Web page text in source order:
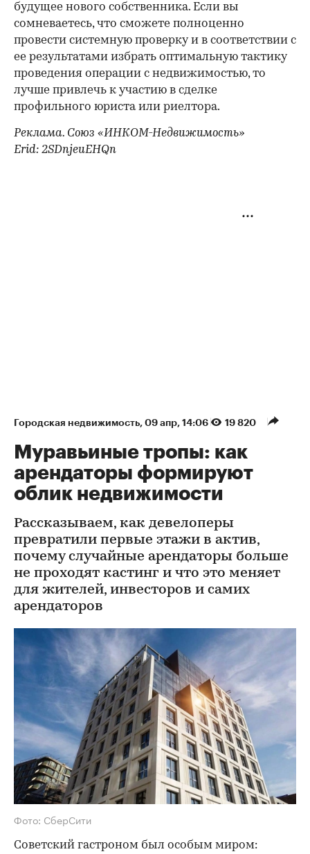
будущее нового собственника. Если вы
сомневаетесь, что сможете полноценно
провести системную проверку и в соответствии с
ее результатами избрать оптимальную тактику
проведения операции с недвижимостью, то
лучше привлечь к участию в сделке
профильного юриста или риелтора.
Реклама. Союз «ИНКОМ-Недвижимость»
Erid: 2SDnjeuEHQn
Городская недвижимость 09 апр, 14:06 19 820
Муравьиные тропы: как
арендаторы формируют
облик недвижимости
Рассказываем, как девелоперы
превратили первые этажи в актив,
почему случайные арендаторы больше
не проходят кастинг и что это меняет
для жителей, инвесторов и самих
арендаторов
Фото: СберСити
Советский гастроном был особым миром: